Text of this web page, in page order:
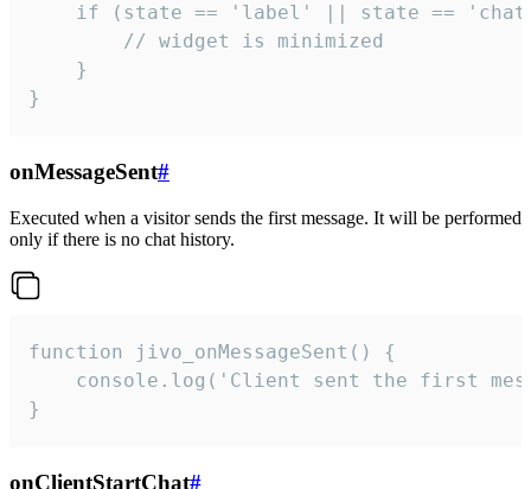
if (state == 'label' || state ==
        // widget is minimized
    }
}
onMessageSent#
Executed when a visitor sends the first message. It will be performed
only if there is no chat history.
function jivo_onMessageSent() {
console.log('Client sent the first
}
onClientStartChat#